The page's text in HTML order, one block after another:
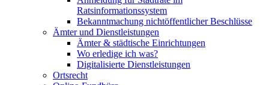
Ratsinformationssystem
Bekanntmachung nichtöffentlicher Beschlüsse
Ämter und Dienstleistungen
Ämter & städtische Einrichtungen
Wo erledige ich was?
Digitalisierte Dienstleistungen
Ortsrecht